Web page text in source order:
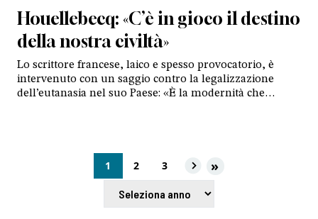
Houellebecq: «C’è in gioco il destino
della nostra civiltà»
Lo scrittore francese, laico e spesso provocatorio, è
intervenuto con un saggio contro la legalizzazione
dell’eutanasia nel suo Paese: «È la modernità che
1 2 3 »